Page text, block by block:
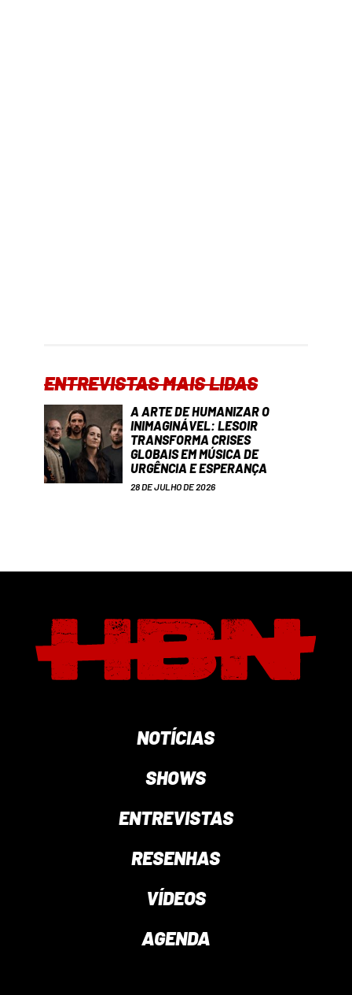
ENTREVISTAS MAIS LIDAS
A ARTE DE HUMANIZAR O
INIMAGINÁVEL: LESOIR
TRANSFORMA CRISES
GLOBAIS EM MÚSICA DE
URGÊNCIA E ESPERANÇA
28 DE JULHO DE 2026
NOTÍCIAS
SHOWS
ENTREVISTAS
RESENHAS
VÍDEOS
AGENDA